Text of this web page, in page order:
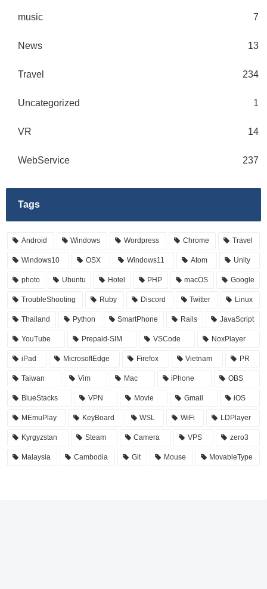
music 7
News 13
Travel 234
Uncategorized 1
VR 14
WebService 237
Tags
Android Windows Wordpress Chrome Travel
Windows10 OSX Windows11 Atom Unity
photo Ubuntu Hotel PHP macOS Google
TroubleShooting Ruby Discord Twitter Linux
Thailand Python SmartPhone Rails JavaScript
YouTube Prepaid-SIM VSCode NoxPlayer
iPad MicrosoftEdge Firefox Vietnam PR
Taiwan Vim Mac iPhone OBS
BlueStacks VPN Movie Gmail iOS
MEmuPlay KeyBoard WSL WiFi LDPlayer
Kyrgyzstan Steam Camera VPS zero3
Malaysia Cambodia Git Mouse MovableType